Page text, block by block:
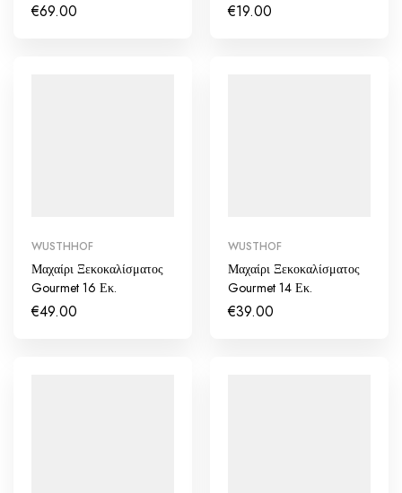
€69.00 €19.00
WUSTHHOF
Μαχαίρι Ξεκοκαλίσματος
Gourmet 16 Εκ.
€49.00
WUSTHOF
Μαχαίρι Ξεκοκαλίσματος
Gourmet 14 Εκ.
€39.00